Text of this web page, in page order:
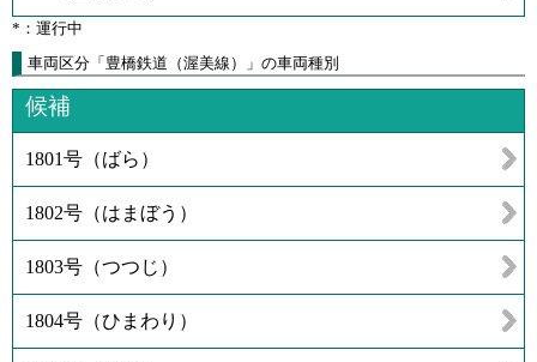
*：運行中
車両区分「豊橋鉄道（渥美線）」の車両種別
候補
1801号（ばら）
1802号（はまぼう）
1803号（つつじ）
1804号（ひまわり）